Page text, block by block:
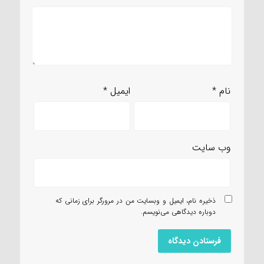
نام* ایمیل*
وب‌ سایت
ذخیره نام، ایمیل و وبسایت من در مرورگر برای زمانی که
دوباره دیدگاهی می‌نویسم.